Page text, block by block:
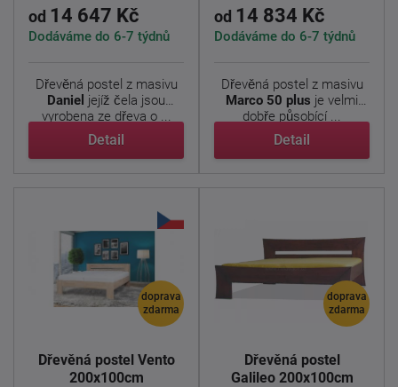
od 14 647 Kč
Dodáváme do 6-7 týdnů
Dřevěná postel z masivu
Daniel jejíž čela jsou
vyrobena ze dřeva o ...
Detail
od 14 834 Kč
Dodáváme do 6-7 týdnů
Dřevěná postel z masivu
Marco 50 plus je velmi
dobře působící ...
Detail
doprava
zdarma
Dřevěná postel Vento
200x100cm
doprava
zdarma
Dřevěná postel
Galileo 200x100cm